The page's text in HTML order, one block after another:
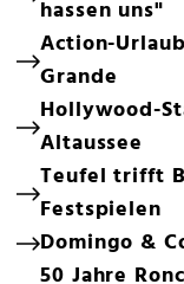
hassen uns"
Action-
Grande
Hollywood-
Altaussee
Teufel trifft
Festspielen
Domingo &
50 Jahre